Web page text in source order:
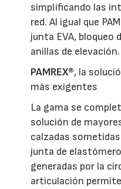
simplificando las
red. Al igual que
junta EVA, bloqueo
anillas de elevación.
PAMREX®, la
más exigentes
La gama se
solución de
calzadas
junta de
generadas por la
articulación